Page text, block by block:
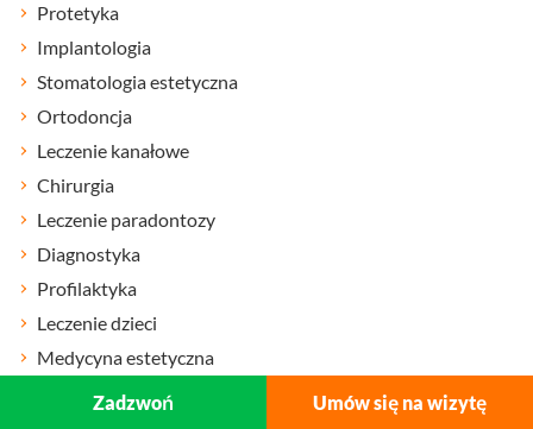
Protetyka
Implantologia
Stomatologia estetyczna
Ortodoncja
Leczenie kanałowe
Chirurgia
Leczenie paradontozy
Diagnostyka
Profilaktyka
Leczenie dzieci
Medycyna estetyczna
Zadzwoń
Umów się na wizytę